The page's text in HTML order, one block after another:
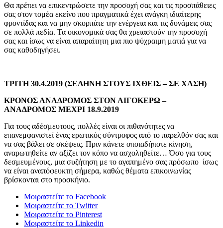
Θα πρέπει να επικεντρώσετε την προσοχή σας και τις προσπάθειες
σας στον τομέα εκείνο που πραγματικά έχει ανάγκη ιδιαίτερης
φροντίδας και να μην σκορπάτε την ενέργεια και τις δυνάμεις σας
σε πολλά πεδία. Τα οικονομικά σας θα χρειαστούν την προσοχή
σας και ίσως να είναι απαραίτητη μια πιο ψύχραιμη ματιά για να
σας καθοδηγήσει.
ΤΡΙΤΗ 30.4.2019 (ΣΕΛΗΝΗ ΣΤΟΥΣ ΙΧΘΕΙΣ – ΣΕ ΧΑΣΗ)
ΚΡΟΝΟΣ ΑΝΑΔΡΟΜΟΣ ΣΤΟΝ ΑΙΓΟΚΕΡΩ –
ΑΝΑΔΡΟΜΟΣ ΜΕΧΡΙ 18.9.2019
Για τους αδέσμευτους, πολλές είναι οι πιθανότητες να
επανεμφανιστεί ένας ερωτικός σύντροφος από το παρελθόν σας και
να σας βάλει σε σκέψεις. Πριν κάνετε οποιαδήποτε κίνηση,
αναρωτηθείτε αν αξίζει τον κόπο να ασχοληθείτε… Όσο για τους
δεσμευμένους, μια συζήτηση με το αγαπημένο σας πρόσωπο ίσως
να είναι αναπόφευκτη σήμερα, καθώς θέματα επικοινωνίας
βρίσκονται στο προσκήνιο.
Μοιραστείτε το Facebook
Μοιραστείτε το Twitter
Μοιραστείτε το Pinterest
Μοιραστείτε το Linkedin